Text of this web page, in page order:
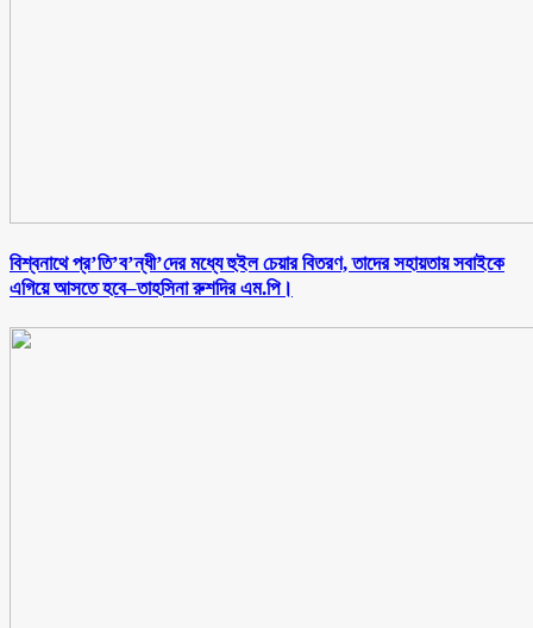
বিশ্বনাথে প্র’তি’ব’ন্ধী’দের মধ্যে হুইল চেয়ার বিতরণ, তাদের সহায়তায় সবাইকে
এগিয়ে আসতে হবে–তাহসিনা রুশদির এম.পি।